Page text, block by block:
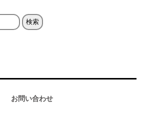
お問い合わせ